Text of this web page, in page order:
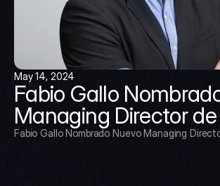
May 14, 2024
Fabio Gallo
Managing Director
Fabio Gallo Nombrado Nuevo Managing